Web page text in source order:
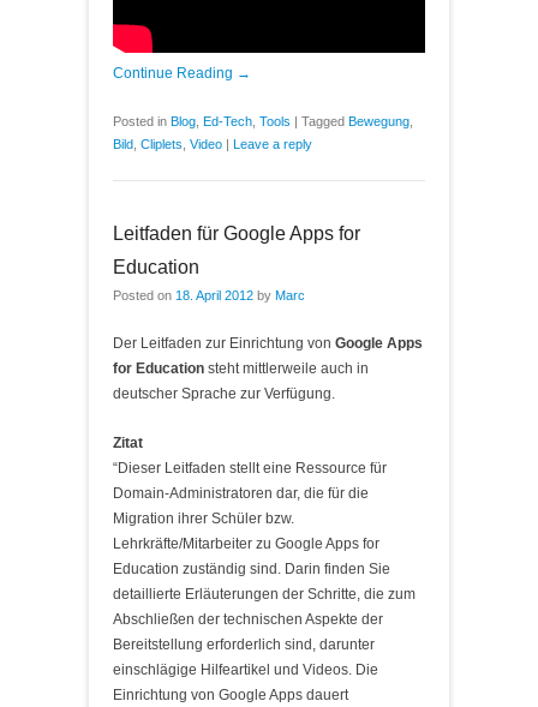
Continue Reading →
Posted in Blog Ed-Tech Tools | Tagged Bewegung
Bild Cliplets Video | Leave a reply
Leitfaden für Google Apps for
Education
Posted on 18. April 2012 by Marc
Der Leitfaden zur Einrichtung von Google Apps
for Education steht mittlerweile auch in
deutscher Sprache zur Verfügung.
Zitat
“Dieser Leitfaden stellt eine Ressource für
Domain-Administratoren dar, die für die
Migration ihrer Schüler bzw.
Lehrkräfte/Mitarbeiter zu Google Apps for
Education zuständig sind. Darin finden Sie
detaillierte Erläuterungen der Schritte, die zum
Abschließen der technischen Aspekte der
Bereitstellung erforderlich sind, darunter
einschlägige Hilfeartikel und Videos. Die
Einrichtung von Google Apps dauert